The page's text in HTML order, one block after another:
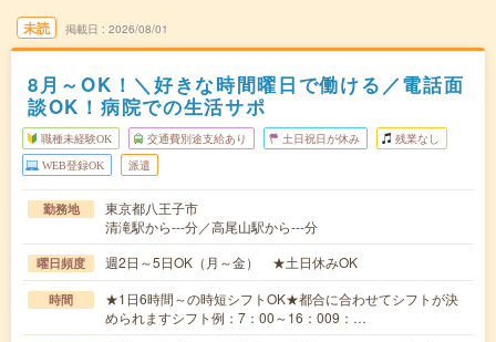
未読 掲載日 2026/08/01
8月～OK！＼好きな時間曜日で働ける／電話面
談OK！病院での生活サポ
職種未経験OK 交通費別途支給あり 土日祝日が休み 残業なし
WEB登録OK 派遣
勤務地
東京都八王子市
清滝駅から---分／高尾山駅から---分
曜日頻度 週2日～5日OK（月～金） ★土日休みOK
時間
★1日6時間～の時短シフトOK★都合に合わせてシフトが決
められますシフト例：7：00～16：009：…